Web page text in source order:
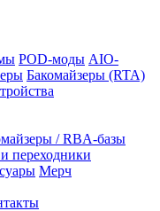
POD-моды AIO-
Бакомайзеры (RTA)
/ RBA-базы
переходники
Мерч